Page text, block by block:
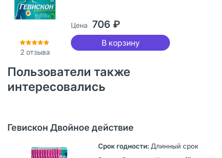
2 отзыва
Цена 706 ₽
В корзину
Пользователи также
интересовались
Гевискон Двойное действие
Длинный срок